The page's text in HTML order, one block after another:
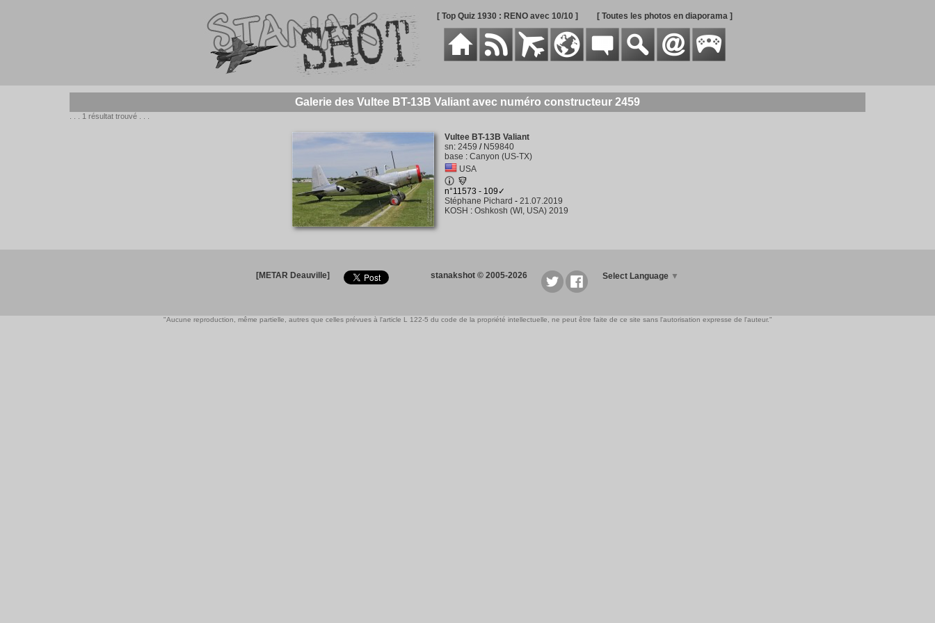
[ Top Quiz 1930 : RENO avec 10/10 ] [ Toutes les photos en diaporama ]
Galerie des Vultee BT-13B Valiant avec numéro constructeur 2459
. . . 1 résultat trouvé . . .
Vultee BT-13B Valiant
sn: 2459 / N59840
base : Canyon (US-TX)
USA
n°11573 - 109✓
Stéphane Pichard - 21.07.2019
KOSH : Oshkosh (WI, USA) 2019
[METAR Deauville] stanakshot © 2005-2026 Select Language ▼
"Aucune reproduction, même partielle, autres que celles prévues à l'article L 122-5 du code de la propriété intellectuelle, ne peut être faite de ce site sans l'autorisation expresse de l'auteur."